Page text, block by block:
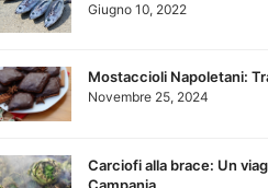
Giugno 10, 2022
Mostaccioli Napoletani:
Novembre 25, 2024
Carciofi alla brace: Un